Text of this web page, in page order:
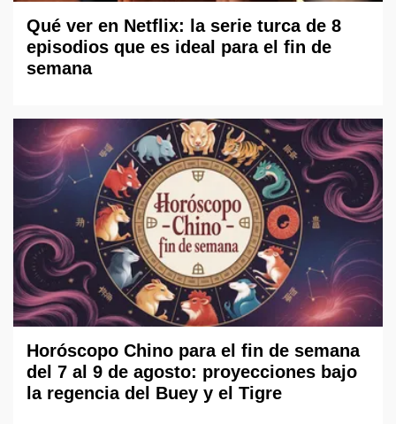
Qué ver en Netflix: la serie turca de 8
episodios que es ideal para el fin de
semana
Horóscopo Chino para el fin de semana
del 7 al 9 de agosto: proyecciones bajo
la regencia del Buey y el Tigre